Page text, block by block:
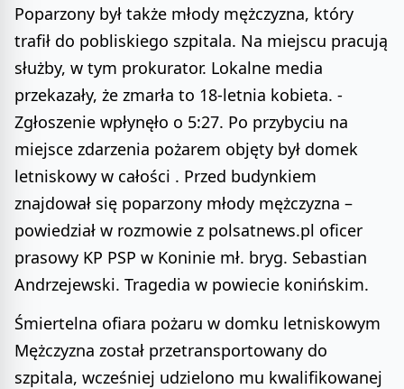
Poparzony był także młody mężczyzna, który
trafił do pobliskiego szpitala. Na miejscu pracują
służby, w tym prokurator. Lokalne media
przekazały, że zmarła to 18-letnia kobieta. -
Zgłoszenie wpłynęło o 5:27. Po przybyciu na
miejsce zdarzenia pożarem objęty był domek
letniskowy w całości . Przed budynkiem
znajdował się poparzony młody mężczyzna –
powiedział w rozmowie z polsatnews.pl oficer
prasowy KP PSP w Koninie mł. bryg. Sebastian
Andrzejewski. Tragedia w powiecie konińskim.
Śmiertelna ofiara pożaru w domku letniskowym
Mężczyzna został przetransportowany do
szpitala, wcześniej udzielono mu kwalifikowanej